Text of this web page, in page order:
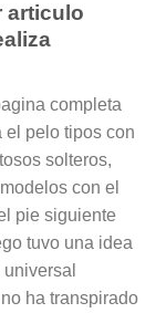
articulo
completa
pelo tipos con
solteros,
con el
pie siguiente
tuvo una idea
ha transpirado